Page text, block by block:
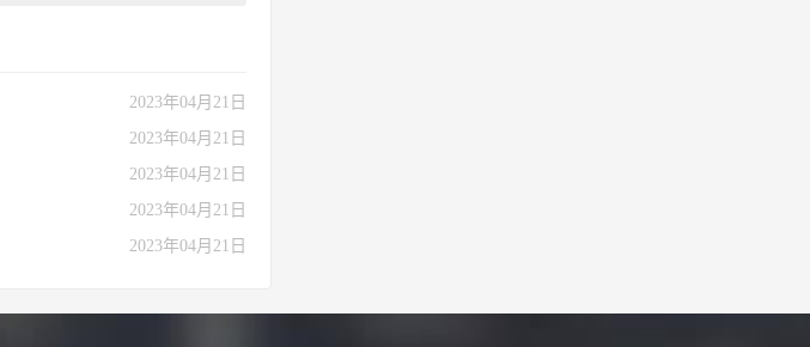
2023年04月21日
2023年04月21日
2023年04月21日
2023年04月21日
2023年04月21日